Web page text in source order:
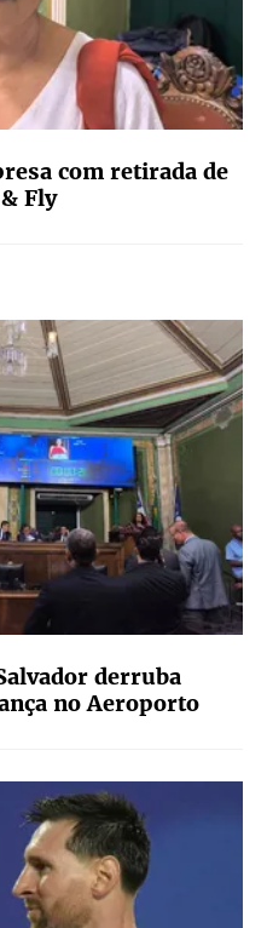
com retirada de
Fly
derruba
no Aeroporto